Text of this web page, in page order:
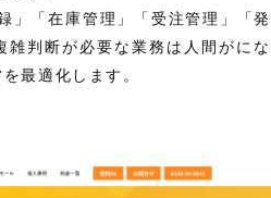
」「在庫管理」「受注管理」「発
判断が必要な業務は人間がにな
最適化します。